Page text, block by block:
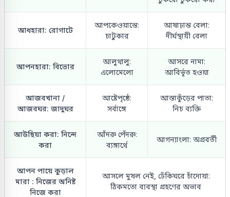
আধহারা: রোগাটে
আপকেওয়ান্তে:
চাটুকার
আষাঢ়ান্ত বেলা:
দীর্ঘস্থায়ী বেলা
আপনহারা: বিভোর
আলুথালু:
এলোমেলো
আসরে নামা:
আবির্ভূত হওয়া
আজবখানা /
আজবঘর: জাদুঘর
আষ্টেপৃষ্ঠে:
সর্বাঙ্গে
আস্তাকুঁড়ের পাতা:
নিচ ব্যক্তি
আউছিয়া করা: নিন্দে
করা
আঁদরু পেঁদরু:
ব্যঙ্গার্থে
আগন্যাংলা: অগ্রবর্তী
আপন পায়ে কুড়াল
মারা : নিজের অনিষ্ট
নিজে করা
আসলে মুষল নেই, ঢেঁকিঘরে চাঁদোয়া:
ঠিকমতো ব্যবস্থা গ্রহণের অভাব